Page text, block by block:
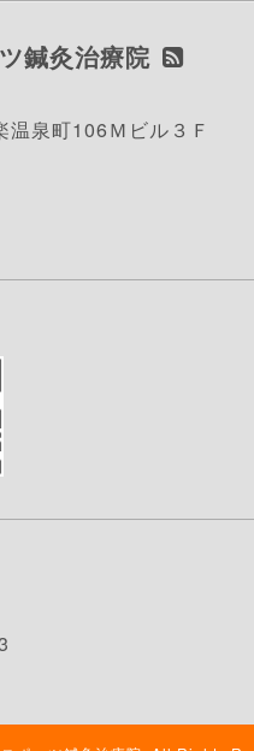
鍼灸治療院
温泉町106Ｍビル３Ｆ